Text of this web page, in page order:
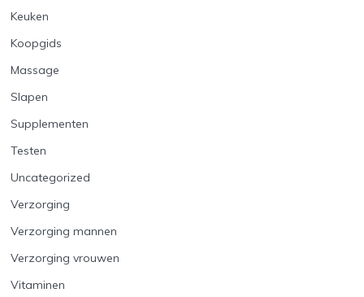
Keuken
Koopgids
Massage
Slapen
Supplementen
Testen
Uncategorized
Verzorging
Verzorging mannen
Verzorging vrouwen
Vitaminen